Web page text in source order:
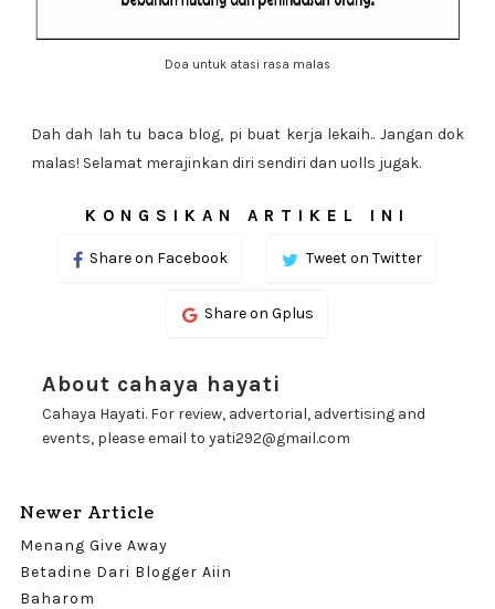
Doa untuk atasi rasa malas
Dah dah lah tu baca blog, pi buat kerja lekaih.. Jangan dok
malas! Selamat merajinkan diri sendiri dan uolls jugak.
KONGSIKAN ARTIKEL INI
Share on Facebook Tweet on Twitter
Share on Gplus
About cahaya hayati
Cahaya Hayati. For review, advertorial, advertising and
events, please email to yati292@gmail.com
Newer Article
Menang Give Away
Betadine Dari Blogger Aiin
Baharom